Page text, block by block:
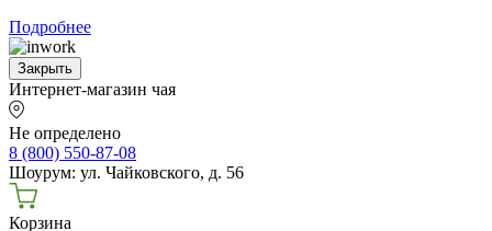
Подробнее
Закрыть
Интернет-магазин чая
Не определено
8 (800) 550-87-08
Шоурум: ул. Чайковского, д. 56
Корзина